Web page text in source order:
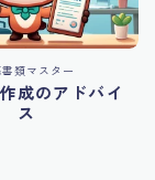
類マスター
成のアドバイ
ス